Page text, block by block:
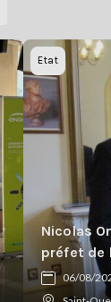
Etat
Nicolas
préfet de
06/08/